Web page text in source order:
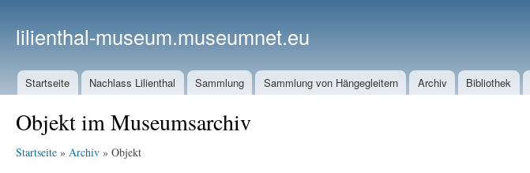
lilienthal-museum.museumnet.eu
Startseite Nachlass Lilienthal Sammlung Sammlung von Hängegleitern Archiv Bibliothek
Objekt im Museumsarchiv
Startseite » Archiv » Objekt